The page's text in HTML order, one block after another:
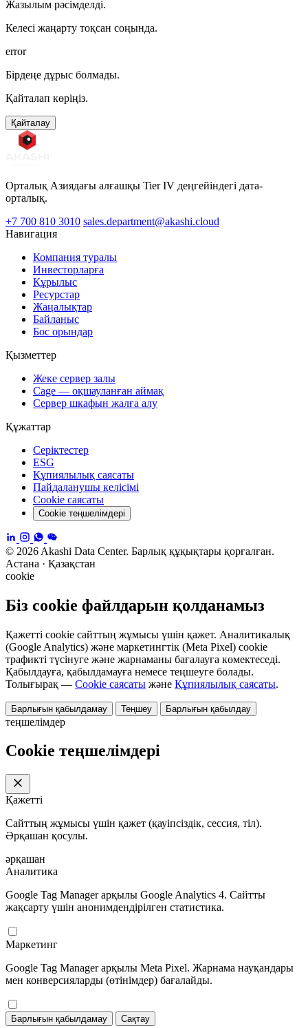
Жазылым рәсімделді.
Келесі жаңарту тоқсан соңында.
error
Бірдеңе дұрыс болмады.
Қайталап көріңіз.
Қайталау
Орталық Азиядағы алғашқы Tier IV деңгейіндегі дата-
орталық.
+7 700 810 3010 sales.department@akashi.cloud
Навигация
Компания туралы
Инвесторларға
Құрылыс
Ресурстар
Жаңалықтар
Байланыс
Бос орындар
Қызметтер
Жеке сервер залы
Cage — оқшауланған аймақ
Сервер шкафын жалға алу
Құжаттар
Серіктестер
ESG
Құпиялылық саясаты
Пайдаланушы келісімі
Cookie саясаты
Cookie теңшелімдері
© 2026 Akashi Data Center. Барлық құқықтары қорғалған.
Астана · Қазақстан
cookie
Біз cookie файлдарын қолданамыз
Қажетті cookie сайттың жұмысы үшін қажет. Аналитикалық
(Google Analytics) және маркетингтік (Meta Pixel) cookie
трафикті түсінуге және жарнаманы бағалауға көмектеседі.
Қабылдауға, қабылдамауға немесе теңшеуге болады.
Толығырақ — Cookie саясаты және Құпиялылық саясаты.
Барлығын қабылдамау Теңшеу Барлығын қабылдау
теңшелімдер
Cookie теңшелімдері
Қажетті
Сайттың жұмысы үшін қажет (қауіпсіздік, сессия, тіл).
Әрқашан қосулы.
әрқашан
Аналитика
Google Tag Manager арқылы Google Analytics 4. Сайтты
жақсарту үшін анонимдендірілген статистика.
Маркетинг
Google Tag Manager арқылы Meta Pixel. Жарнама науқандары
мен конверсияларды (өтінімдер) бағалайды.
Барлығын қабылдамау Сақтау